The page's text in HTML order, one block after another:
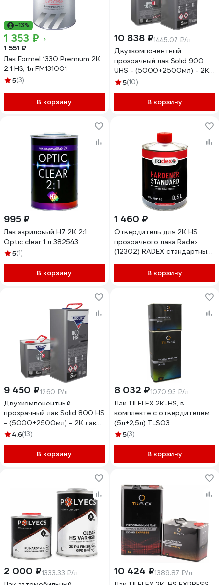
-13%
1 353 ₽
1 551 ₽
Лак Formel 1330 Premium 2K
2:1 HS, 1л FM131001
5(3)
В корзину
10 838 ₽1445.07 ₽/л
Двухкомпонентный
прозрачный лак Solid 900
UHS - (5000+2500мл) - 2K
лак системы UHS 2+1 (в комп.
5(10)
В корзину
995 ₽
Лак акриловый H7 2K 2:1
Optic clear 1 л 382543
5(1)
В корзину
1 460 ₽
Отвердитель для 2K HS
прозрачного лака Radex
(12302) RADEX стандартный,
В корзину
9 450 ₽1260 ₽/л
Двухкомпонентный
прозрачный лак Solid 800 HS
- (5000+2500мл) - 2K лак
системы HS 2+1 (в комп. с
4.6(13)
В корзину
8 032 ₽1070.93 ₽/л
Лак TILFLEX 2K-HS, в
комплекте с отвердителем
(5л+2,5л) TLS03
5(3)
В корзину
2 000 ₽1333.33 ₽/л 10 424 ₽1389.87 ₽/л